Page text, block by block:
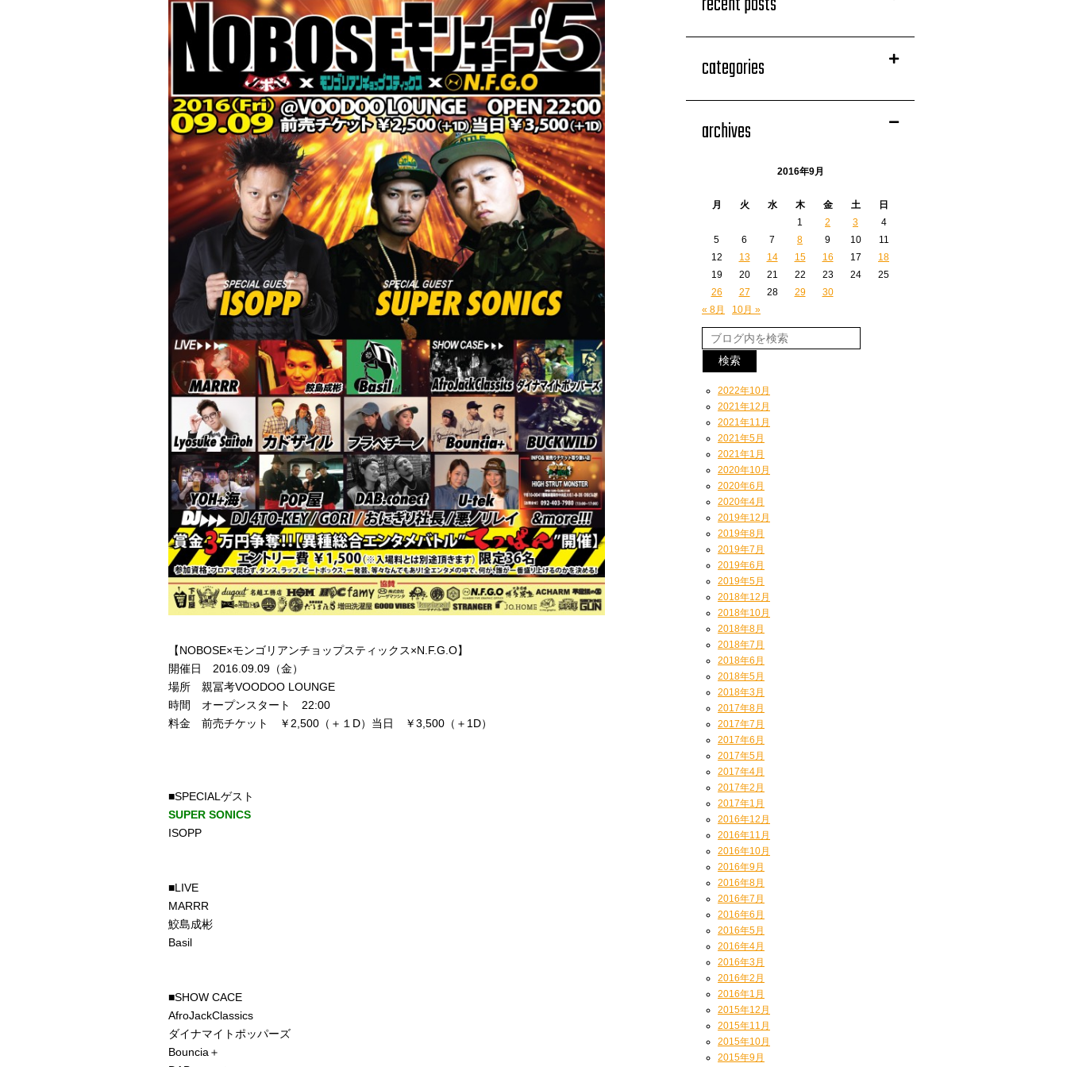
【NOBOSE×モンゴリアンチョップスティックス×N.F.G.O】
開催日 2016.09.09（金）
場所 親冨考VOODOO LOUNGE
時間 オープンスタート 22:00
料金 前売チケット ￥2,500（＋１D）当日 ￥3,500（＋1D）
■SPECIALゲスト
SUPER SONICS
ISOPP
■LIVE
MARRR
鮫島成彬
Basil
■SHOW CACE
AfroJackClassics
ダイナマイトポッパーズ
Bouncia＋
categories
archives
2016年9月
月 火 水 木 金 土
日
1
2 3
4
5
6 7 8 9 10
11
12
13 14 15 16 17
18
19
20 21 22 23 24
25
26
27 28 29
30
« 8月
10月 »
2022年10月
2021年12月
2021年11月
2021年5月
2021年1月
2020年10月
2020年6月
2020年4月
2019年12月
2019年8月
2019年7月
2019年6月
2019年5月
2018年12月
2018年10月
2018年8月
2018年7月
2018年6月
2018年5月
2018年3月
2017年8月
2017年7月
2017年6月
2017年5月
2017年4月
2017年2月
2017年1月
2016年12月
2016年11月
2016年10月
2016年9月
2016年8月
2016年7月
2016年6月
2016年5月
2016年4月
2016年3月
2016年2月
2016年1月
2015年12月
2015年11月
2015年10月
2015年9月